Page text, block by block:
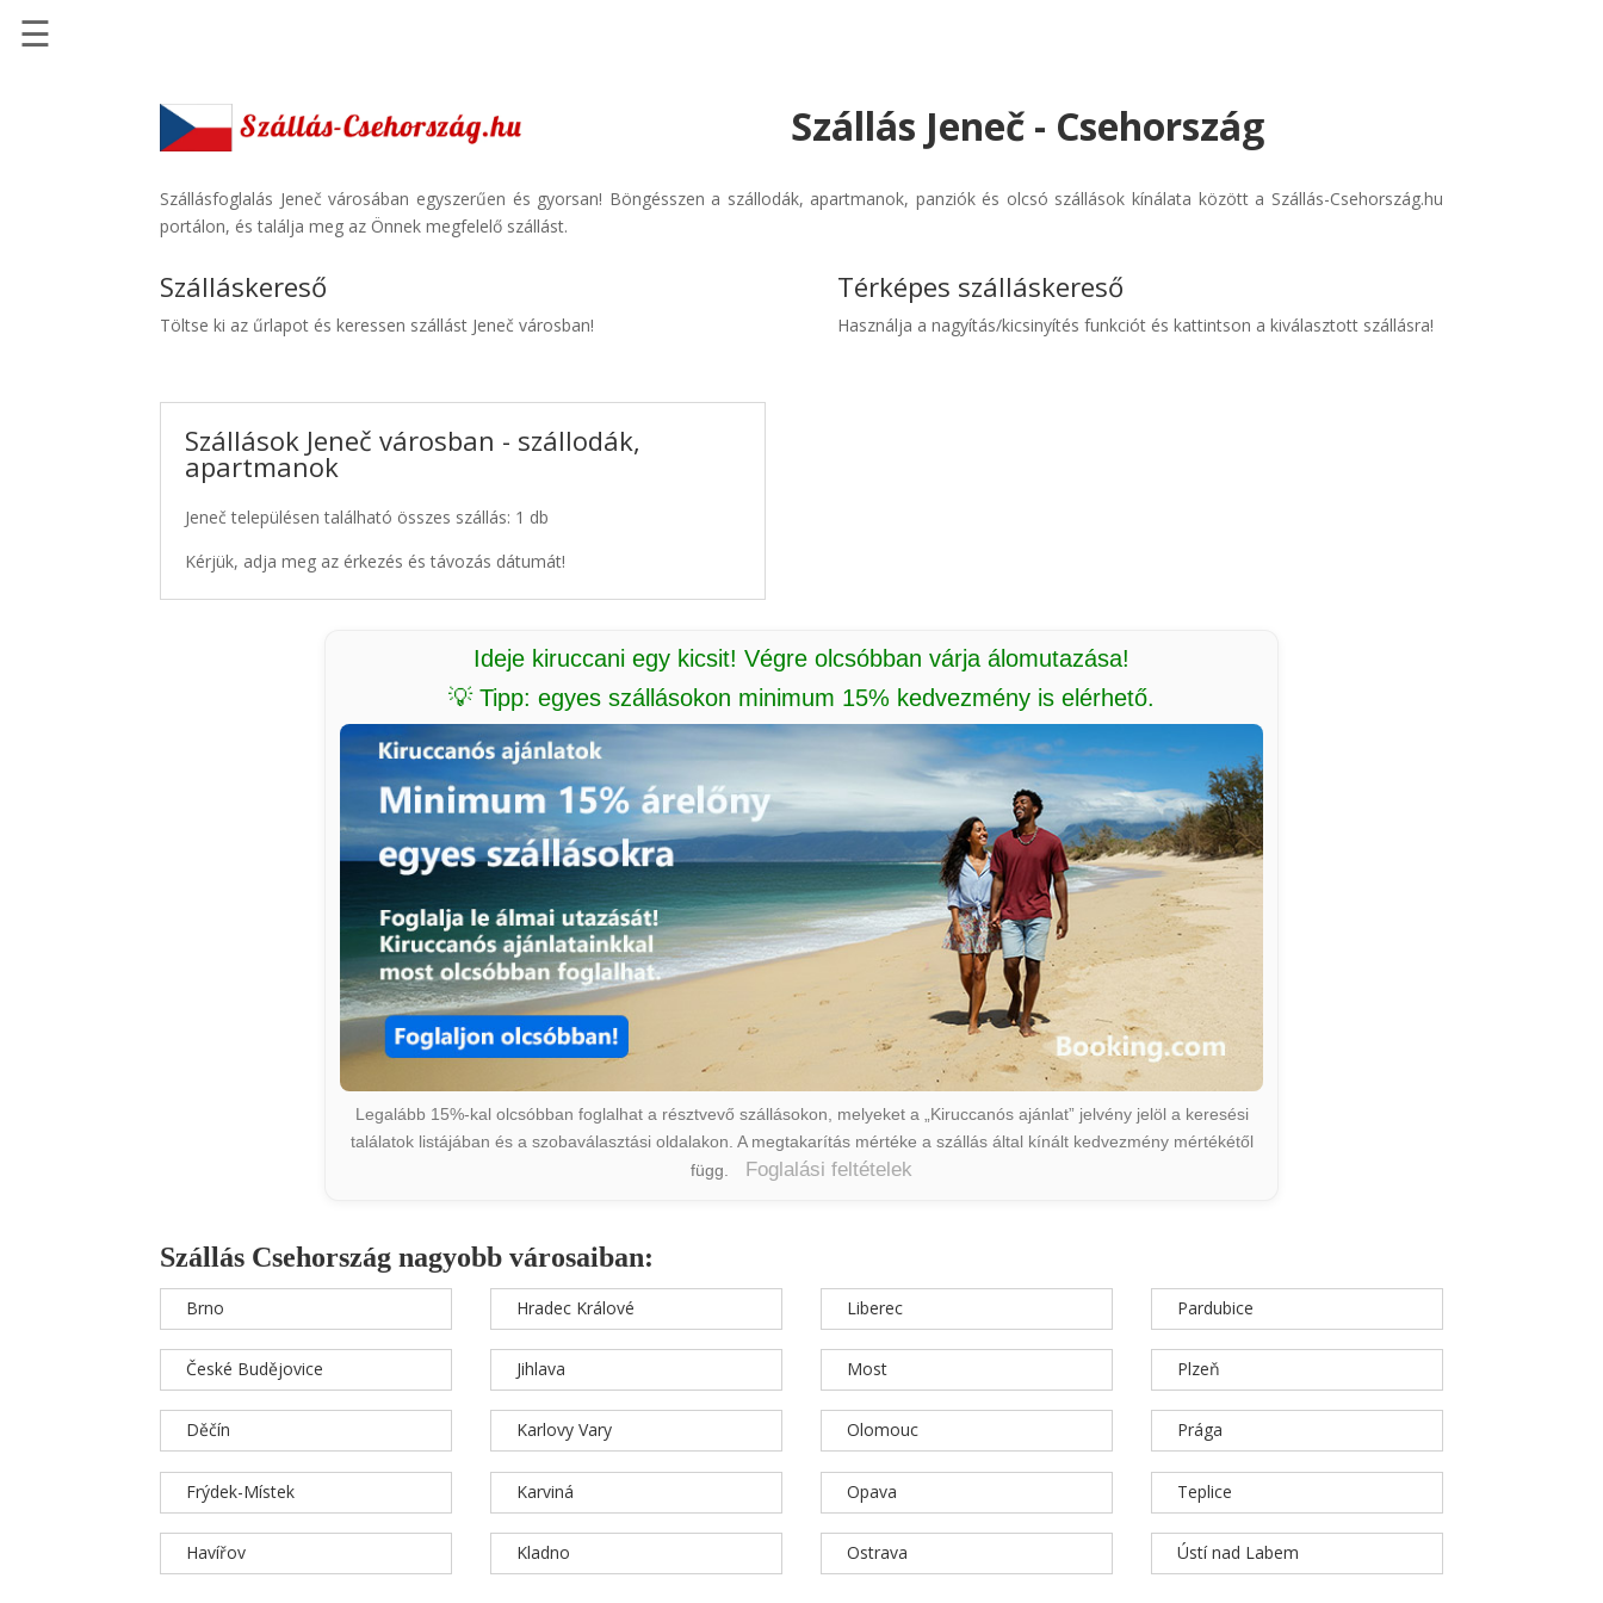
Szállásinfo.eu
Repülőjegy
pénzvisszatérítéssel
Autóbérlés
☰
Szállás Jeneč - Csehország
Szállásfoglalás Jeneč városában egyszerűen és gyorsan! Böngésszen a szállodák, apartmanok, panziók és olcsó szállások kínálata között a Szállás-Csehország.hu
portálon, és találja meg az Önnek megfelelő szállást.
Szálláskereső
Töltse ki az űrlapot és keressen szállást Jeneč városban!
Szállások Jeneč városban - szállodák,
apartmanok
Jeneč településen található összes szállás: 1 db
Kérjük, adja meg az érkezés és távozás dátumát!
Térképes szálláskereső
Használja a nagyítás/kicsinyítés funkciót és kattintson a kiválasztott szállásra!
Ideje kiruccani egy kicsit! Végre olcsóbban várja álomutazása!
💡 Tipp: egyes szállásokon minimum 15% kedvezmény is elérhető.
Legalább 15%-kal olcsóbban foglalhat a résztvevő szállásokon, melyeket a „Kiruccanós ajánlat” jelvény jelöl a keresési
találatok listájában és a szobaválasztási oldalakon. A megtakarítás mértéke a szállás által kínált kedvezmény mértékétől
függ.
Foglalási feltételek
Szállás Csehország nagyobb városaiban:
Brno
České Budějovice
Děčín
Frýdek-Místek
Havířov
Hradec Králové
Jihlava
Karlovy Vary
Karviná
Kladno
Liberec
Most
Olomouc
Opava
Ostrava
Pardubice
Plzeň
Prága
Teplice
Ústí nad Labem